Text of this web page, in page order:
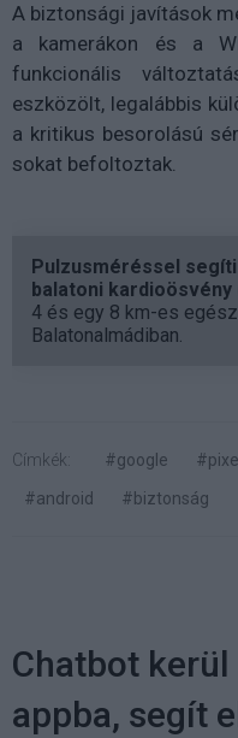
A biztonsági javítások
a kamerákon és a
funkcionális
eszközölt, legalábbis
a kritikus besorolású
sokat befoltoztak.
Pulzusméréssel
balatoni kardioösvény
4 és egy 8 km-es
Balatonalmádiban.
Címkék: #google #pixel
#android
#biztonság
Chatbot
appba, segít